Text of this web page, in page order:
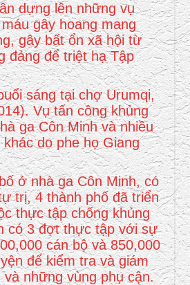
dựng lên những vụ
gây hoang mang
gây bất ổn xã hội từ
đảng để triệt hạ Tập
sáng tại chợ Urumqi,
Vụ tấn công khủng
ga Côn Minh và nhiều
do phe họ Giang
ở nhà ga Côn Minh, có
trị, 4 thành phố đã triển
thực tập chống khủng
có 3 đợt thực tập với sự
cán bộ và 850,000
để kiểm tra và giám
những vùng phụ cận.